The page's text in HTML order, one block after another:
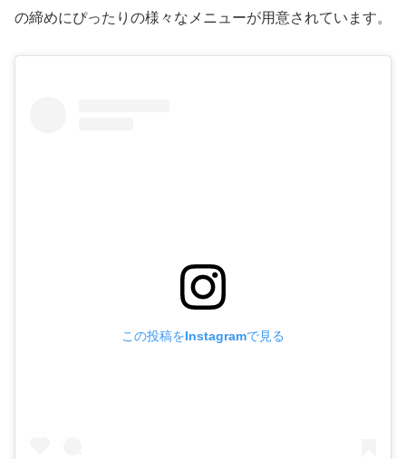
の締めにぴったりの様々なメニューが用意されています。
この投稿をInstagramで見る